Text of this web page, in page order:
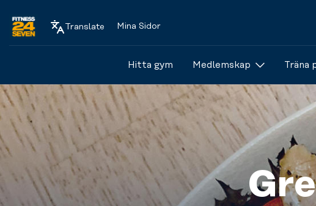
Logo
Translate Mina Sidor
Hitta gym Medlemskap Träna